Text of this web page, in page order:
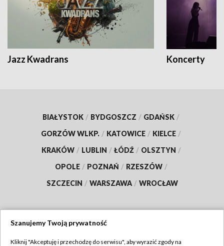
Jazz Kwadrans Koncerty
BIAŁYSTOK / BYDGOSZCZ / GDAŃSK /
GORZÓW WLKP. / KATOWICE / KIELCE /
KRAKÓW / LUBLIN / ŁÓDŹ / OLSZTYN /
OPOLE / POZNAŃ / RZESZÓW /
SZCZECIN / WARSZAWA / WROCŁAW
Szanujemy Twoją prywatność
Kliknij "Akceptuję i przechodzę do serwisu", aby wyrazić zgody na